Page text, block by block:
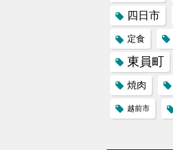
四日市
定食
東員町
焼肉
越前市